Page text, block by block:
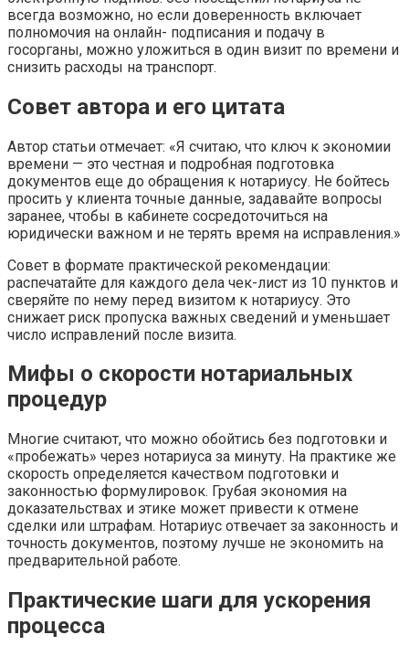
всегда возможно, но если доверенность включает
полномочия на онлайн- подписания и подачу в
госорганы, можно уложиться в один визит по времени и
снизить расходы на транспорт.
Совет автора и его цитата
Автор статьи отмечает: «Я считаю, что ключ к экономии
времени — это честная и подробная подготовка
документов еще до обращения к нотариусу. Не бойтесь
просить у клиента точные данные, задавайте вопросы
заранее, чтобы в кабинете сосредоточиться на
юридически важном и не терять время на исправления.»
Совет в формате практической рекомендации:
распечатайте для каждого дела чек-лист из 10 пунктов и
сверяйте по нему перед визитом к нотариусу. Это
снижает риск пропуска важных сведений и уменьшает
число исправлений после визита.
Мифы о скорости нотариальных
процедур
Многие считают, что можно обойтись без подготовки и
«пробежать» через нотариуса за минуту. На практике же
скорость определяется качеством подготовки и
законностью формулировок. Грубая экономия на
доказательствах и этике может привести к отмене
сделки или штрафам. Нотариус отвечает за законность и
точность документов, поэтому лучше не экономить на
предварительной работе.
Практические шаги для ускорения
процесса